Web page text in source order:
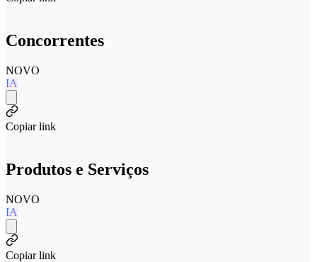
Concorrentes
NOVO
IA
Copiar link
Produtos e Serviços
NOVO
IA
Copiar link